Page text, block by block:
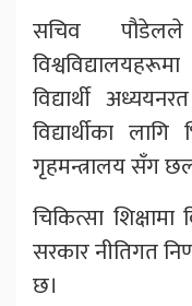
सचिव
विद्यार्थी
विद्यार्थीका
गृहमन्त्रालय सँग
चिकित्सा शिक्षामा
सरकार नीतिगत
छ।